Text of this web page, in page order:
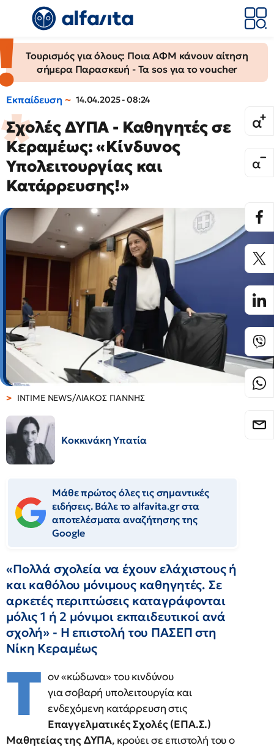
Τουρισμός για όλους: Ποια ΑΦΜ κάνουν αίτηση
σήμερα Παρασκευή - Τα sos για το voucher
Εκπαίδευση 14.04.2025 - 08:24
Σχολές ΔΥΠΑ - Καθηγητές σε
Κεραμέως: «Κίνδυνος
Υπολειτουργίας και
Κατάρρευσης!»
INTIME NEWS/ΛΙΑΚΟΣ ΓΙΑΝΝΗΣ
Κοκκινάκη Υπατία
Μάθε πρώτος όλες τις σημαντικές
ειδήσεις. Βάλε το alfavita.gr στα
αποτελέσματα αναζήτησης της
Google
«Πολλά σχολεία να έχουν ελάχιστους ή
και καθόλου μόνιμους καθηγητές. Σε
αρκετές περιπτώσεις καταγράφονται
μόλις 1 ή 2 μόνιμοι εκπαιδευτικοί ανά
σχολή» - Η επιστολή του ΠΑΣΕΠ στη
Νίκη Κεραμέως
Τ ον «κώδωνα» του κινδύνου
για σοβαρή υπολειτουργία και
ενδεχόμενη κατάρρευση στις
Επαγγελματικές Σχολές (ΕΠΑ.Σ.)
Μαθητείας της ΔΥΠΑ, κρούει σε επιστολή του ο